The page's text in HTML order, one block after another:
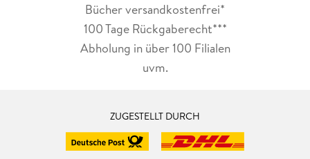
Bücher versandkostenfrei*
100 Tage Rückgaberecht***
Abholung in über 100 Filialen
uvm.
ZUGESTELLT DURCH